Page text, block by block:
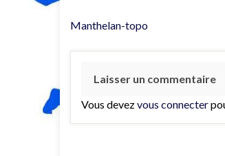
Manthelan-topo
Laisser un commentaire
Vous devezvous connecter